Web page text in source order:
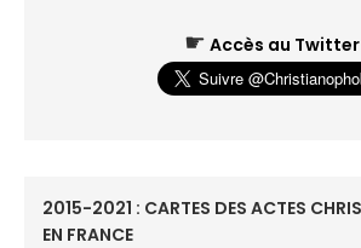
☛ Accès au Twitter
2015-2021 : CARTES DES ACTES
EN FRANCE